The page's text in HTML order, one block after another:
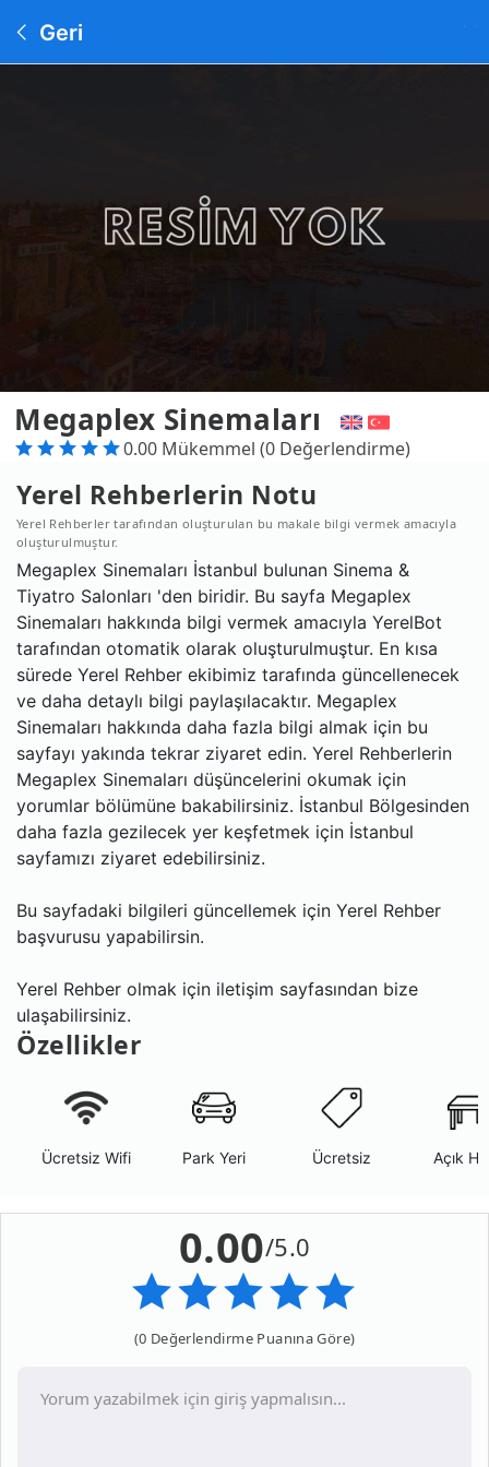
Geri
Megaplex Sinemaları
0.00 Mükemmel (0 Değerlendirme)
Yerel Rehberlerin Notu
Yerel Rehberler tarafından oluşturulan bu makale bilgi vermek amacıyla
oluşturulmuştur.
Megaplex Sinemaları İstanbul bulunan Sinema &
Tiyatro Salonları 'den biridir. Bu sayfa Megaplex
Sinemaları hakkında bilgi vermek amacıyla YerelBot
tarafından otomatik olarak oluşturulmuştur. En kısa
sürede Yerel Rehber ekibimiz tarafında güncellenecek
ve daha detaylı bilgi paylaşılacaktır. Megaplex
Sinemaları hakkında daha fazla bilgi almak için bu
sayfayı yakında tekrar ziyaret edin. Yerel Rehberlerin
Megaplex Sinemaları düşüncelerini okumak için
yorumlar bölümüne bakabilirsiniz. İstanbul Bölgesinden
daha fazla gezilecek yer keşfetmek için İstanbul
sayfamızı ziyaret edebilirsiniz.
Bu sayfadaki bilgileri güncellemek için Yerel Rehber
başvurusu yapabilirsin.
Yerel Rehber olmak için iletişim sayfasından bize
ulaşabilirsiniz.
Özellikler
Ücretsiz Wifi Park Yeri Ücretsiz Açık
0.00/5.0
(0 Değerlendirme Puanına Göre)